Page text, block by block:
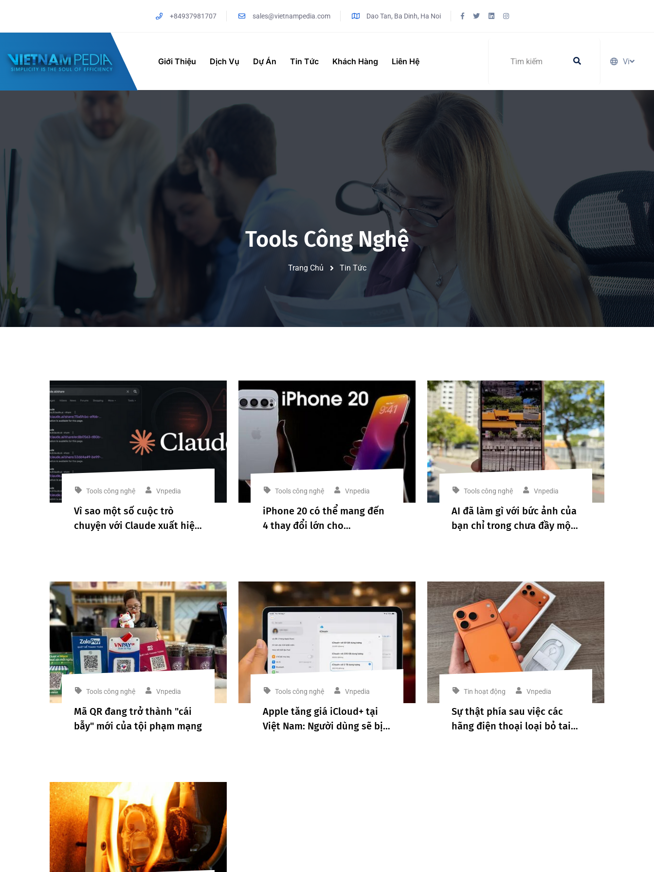
+84937981707 sales@vietnampedia.com Dao Tan, Ba Dinh, Ha Noi
Giới Thiệu Dịch Vụ Dự Án Tin Tức Khách Hàng Liên Hệ Vi
Tools Công Nghệ
Trang Chủ Tin Tức
Tools công nghệ Vnpedia
Vì sao một số cuộc trò
chuyện với Claude xuất hiện
Tools công nghệ Vnpedia
iPhone 20 có thể mang đến
4 thay đổi lớn cho
Tools công nghệ Vnpedia
AI đã làm gì với bức ảnh của
bạn chỉ trong chưa đầy một
Tools công nghệ Vnpedia
Mã QR đang trở thành "cái
bẫy" mới của tội phạm mạng
Tools công nghệ Vnpedia
Apple tăng giá iCloud+ tại
Việt Nam: Người dùng sẽ bị
Tin hoạt động Vnpedia
Sự thật phía sau việc các
hãng điện thoại loại bỏ tai